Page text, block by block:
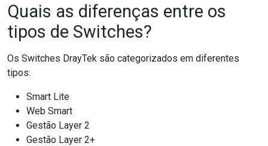
Quais as diferenças entre os
tipos de Switches?
Os Switches DrayTek são categorizados em diferentes
tipos:
Smart Lite
Web Smart
Gestão Layer 2
Gestão Layer 2+